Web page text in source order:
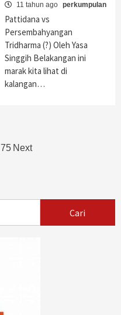
11 tahun ago perkumpulan
Pattidana vs
Persembahyangan
Tridharma (?) Oleh Yasa
Singgih Belakangan ini
marak kita lihat di
kalangan…
75 Next